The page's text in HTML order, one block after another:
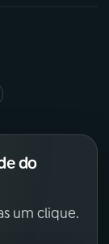
do
um clique.